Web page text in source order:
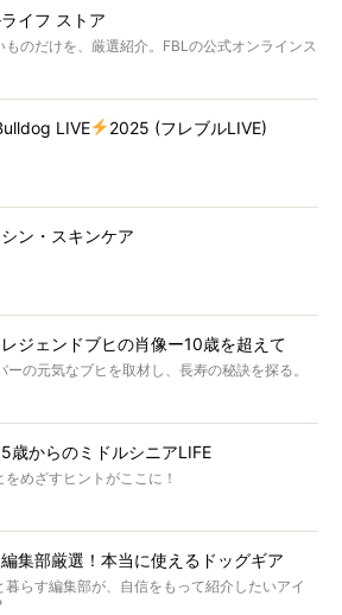
イフ ストア
ものだけを、厳選紹介。FBLの公式オンラインス
LIVE 2025 (フレブルLIVE)
シン・スキンケア
レジェンドブヒの肖像ー10歳を超えて
ーの元気なブヒを取材し、長寿の秘訣を探る。
5歳からのミドルシニアLIFE
をめざすヒントがここに！
編集部厳選！本当に使えるドッグギア
暮らす編集部が、自信をもって紹介したいアイ